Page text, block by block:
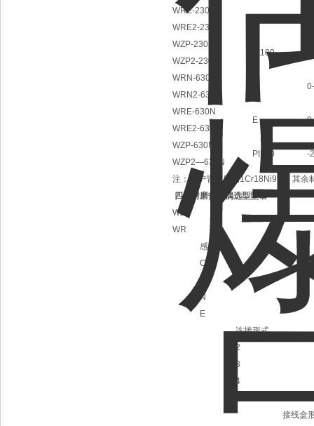
WRE-230N
WRE2-230N
WZP-230N
WZP2-230N
Pt100
WRN-630N
WRN2-630N
WRE-630N
WRE2-630N
E
WZP-630N
WZP2—630N
Pt100 -
注：保护管材质为1Cr18Ni9Ti，其余
四、耐磨热电偶选型型谱
WZ
WR
感温元件
C
N
E
连接形式
2
3
4
接线盒